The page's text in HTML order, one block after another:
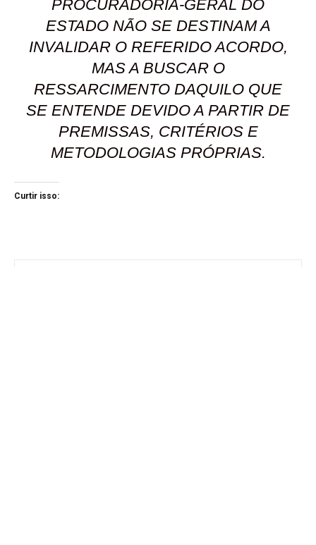
PROCURADORIA-GERAL DO
ESTADO NÃO SE DESTINAM A
INVALIDAR O REFERIDO ACORDO,
MAS A BUSCAR O
RESSARCIMENTO DAQUILO QUE
SE ENTENDE DEVIDO A PARTIR DE
PREMISSAS, CRITÉRIOS E
METODOLOGIAS PRÓPRIAS.
Curtir isso: